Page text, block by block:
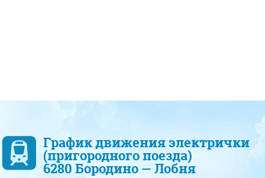
График движения электрички
(пригородного поезда)
6280 Бородино — Лобня